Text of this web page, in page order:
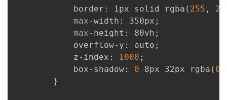
            border
: 1px solid rgba ( 255 ,
max-width : 350px ;
max- height : 80vh ;
            overflow
- y : auto ;
            z
- index : 1000 ;
            box
- shadow: 0 8px 32px rgba ( 0
}